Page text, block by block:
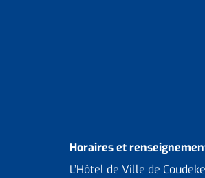
Horaires et
L’Hôtel de Ville de